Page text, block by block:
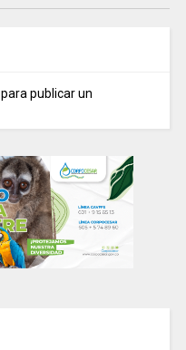
para publicar un